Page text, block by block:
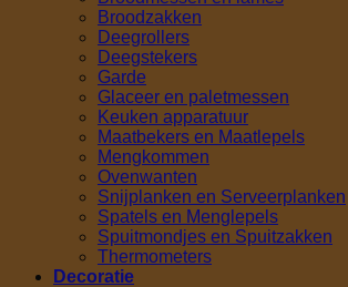
Broodzakken
Deegrollers
Deegstekers
Garde
Glaceer en paletmessen
Keuken apparatuur
Maatbekers en Maatlepels
Mengkommen
Ovenwanten
Snijplanken en Serveerplanken
Spatels en Menglepels
Spuitmondjes en Spuitzakken
Thermometers
Decoratie